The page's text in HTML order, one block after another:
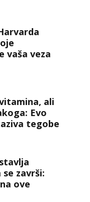
vaša veza
ali
Evo
tegobe
završi:
ove